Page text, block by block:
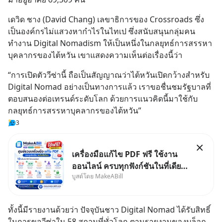
เดวิด ชาง (David Chang) เลขาธิการของ Crossroads ซึ่ง
เป็นองค์กรไม่แสวงหากำไรในไทเป ซึ่งสนับสนุนกลุ่มคน
ทำงาน Digital Nomadism ให้เป็นหนึ่งในกลยุทธ์การสรรหา
บุคลากรของไต้หวัน เขาแสดงความเห็นต่อเรื่องนี้ว่า
“การเปิดตัววีซ่านี้ ถือเป็นสัญญาณว่าไต้หวันเปิดกว้างสำหรับ
Digital Nomad อย่างเป็นทางการแล้ว เราขอชื่นชมรัฐบาลที่
ตอบสนองต่อเทรนด์ระดับโลก ด้วยการแนวคิดนี้มาใช้กับ
กลยุทธ์การสรรหาบุคลากรของไต้หวัน”
3
เครื่องมือแก้ไข PDF ฟรี ใช้งาน
ออนไลน์ ครบทุกฟังก์ชันในที่เดียว
| MakeABill ทุกวันนี้ไฟล์ PDF
ใบกำกับภาษี สัญญา รายงาน หรือ
บูสต์โดย MakeABill
ทั้งนี้มีรายงานด้วยว่า ปัจจุบันชาว Digital Nomad ได้รับสิทธิ์